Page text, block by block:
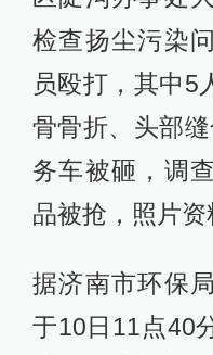
检查扬尘污染
员殴打，其中5
骨骨折、头部
务车被砸，调
品被抢，照片资
据济南市环保
于10日11点40